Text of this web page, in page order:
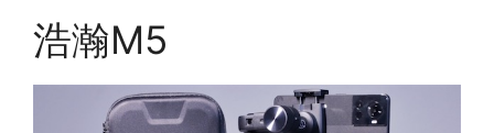
浩瀚M5